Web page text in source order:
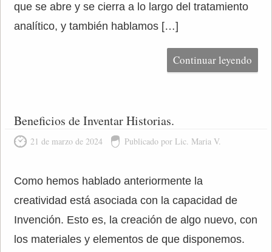
que se abre y se cierra a lo largo del tratamiento
analítico, y también hablamos […]
Continuar leyendo
Beneficios de Inventar Historias.
21 de marzo de 2024 Publicado por Lic. Maria V.
Como hemos hablado anteriormente la
creatividad está asociada con la capacidad de
Invención. Esto es, la creación de algo nuevo, con
los materiales y elementos de que disponemos.